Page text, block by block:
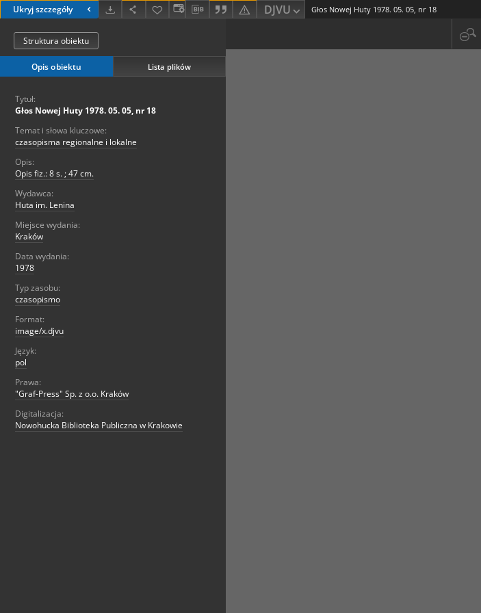
Ukryj szczegóły DJVU Głos Nowej Huty 1978. 05. 05, nr 18
Struktura obiektu
Opis obiektu Lista plików
Tytuł:
Głos Nowej Huty 1978. 05. 05, nr 18
Temat i słowa kluczowe:
czasopisma regionalne i lokalne
Opis:
Opis fiz.: 8 s. ; 47 cm.
Wydawca:
Huta im. Lenina
Miejsce wydania:
Kraków
Data wydania:
1978
Typ zasobu:
czasopismo
Format:
image/x.djvu
Język:
pol
Prawa:
"Graf-Press" Sp. z o.o. Kraków
Digitalizacja:
Nowohucka Biblioteka Publiczna w Krakowie